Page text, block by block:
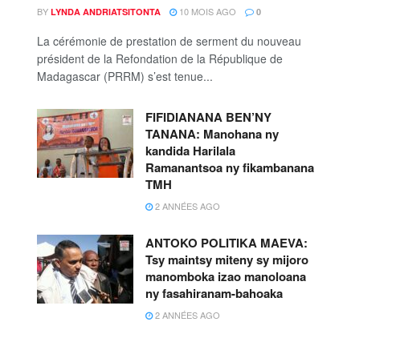
BY LYNDA ANDRIATSITONTA 10 MOIS AGO 0
La cérémonie de prestation de serment du nouveau
président de la Refondation de la République de
Madagascar (PRRM) s’est tenue...
FIFIDIANANA BEN’NY
TANANA: Manohana ny
kandida Harilala
Ramanantsoa ny fikambanana
TMH
2 ANNÉES AGO
ANTOKO POLITIKA MAEVA:
Tsy maintsy miteny sy mijoro
manomboka izao manoloana
ny fasahiranam-bahoaka
2 ANNÉES AGO